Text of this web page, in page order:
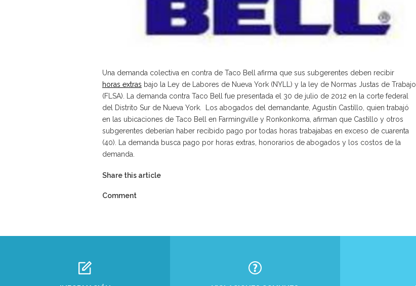
Una demanda colectiva en contra de Taco Bell afirma que sus subgerentes deben recibir
horas extras bajo la Ley de Labores de Nueva York (NYLL) y la ley de Normas Justas de Trabajo
(FLSA). La demanda contra Taco Bell fue presentada el 30 de julio de 2012 en la corte federal
del Distrito Sur de Nueva York. Los abogados del demandante, Agustín Castillo, quien trabajó
en las ubicaciones de Taco Bell en Farmingville y Ronkonkoma, afirman que Castillo y otros
subgerentes deberían haber recibido pago por todas horas trabajabas en exceso de cuarenta
(40). La demanda busca pago por horas extras, honorarios de abogados y los costos de la
demanda.
Share this article
Comment